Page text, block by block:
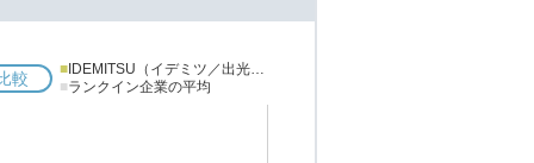
較 ■ IDEMITSU（イデミツ／出光興産）
■ランクイン企業の平均